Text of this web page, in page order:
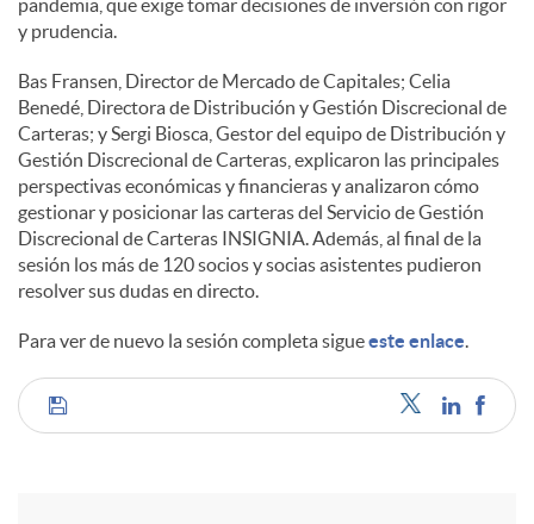
pandemia, que exige tomar decisiones de inversión con rigor
y prudencia.
Bas Fransen, Director de Mercado de Capitales; Celia
Benedé, Directora de Distribución y Gestión Discrecional de
Carteras; y Sergi Biosca, Gestor del equipo de Distribución y
Gestión Discrecional de Carteras, explicaron las principales
perspectivas económicas y financieras y analizaron cómo
gestionar y posicionar las carteras del Servicio de Gestión
Discrecional de Carteras INSIGNIA. Además, al final de la
sesión los más de 120 socios y socias asistentes pudieron
resolver sus dudas en directo.
Para ver de nuevo la sesión completa sigueeste enlace.
C